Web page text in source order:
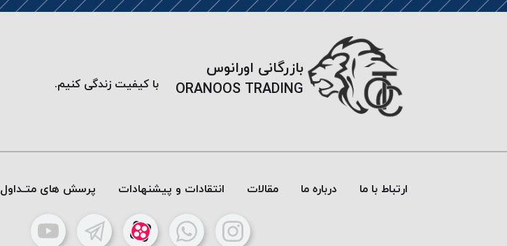
بازرگانی اورانوس
ORANOOS TRADING
با کیفیت زندگی کنیم.
ارتباط با ما درباره ما مقالات انتقادات و پیشنهادات پرسش های متـداول